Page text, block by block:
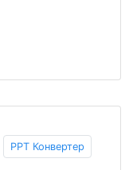
PPT Конвертер